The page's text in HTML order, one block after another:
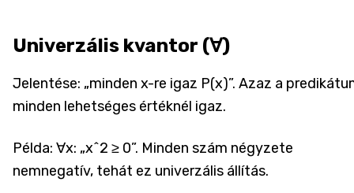
Univerzális kvantor (∀)
Jelentése: „minden x-re igaz P(x)”. Azaz a
minden lehetséges értéknél igaz.
Példa: ∀x: „x^2 ≥ 0”. Minden szám négyzete
nemnegatív, tehát ez univerzális állítás.